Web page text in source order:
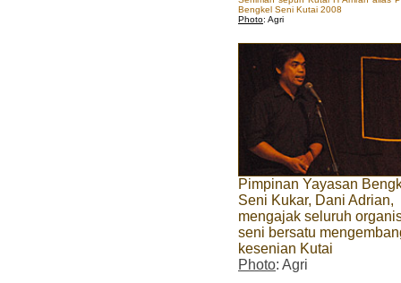
Bengkel Seni Kutai 2008
Photo: Agri
Pimpinan Yayasan
Seni Kukar, Dani Adrian,
mengajak seluruh
seni bersatu
kesenian Kutai
Photo: Agri